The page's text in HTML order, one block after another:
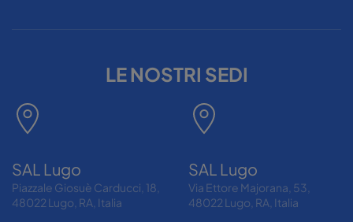
LE NOSTRI SEDI
SAL Lugo
Piazzale Giosuè Carducci, 18,
48022 Lugo, RA, Italia
SAL Lugo
Via Ettore Majorana, 53,
48022 Lugo, RA, Italia